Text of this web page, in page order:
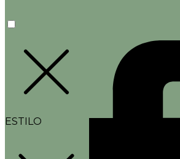
ESTILO